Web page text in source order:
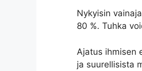
Nykyisin
80 %. Tuhka
Ajatus ihmisen
ja suurellisista